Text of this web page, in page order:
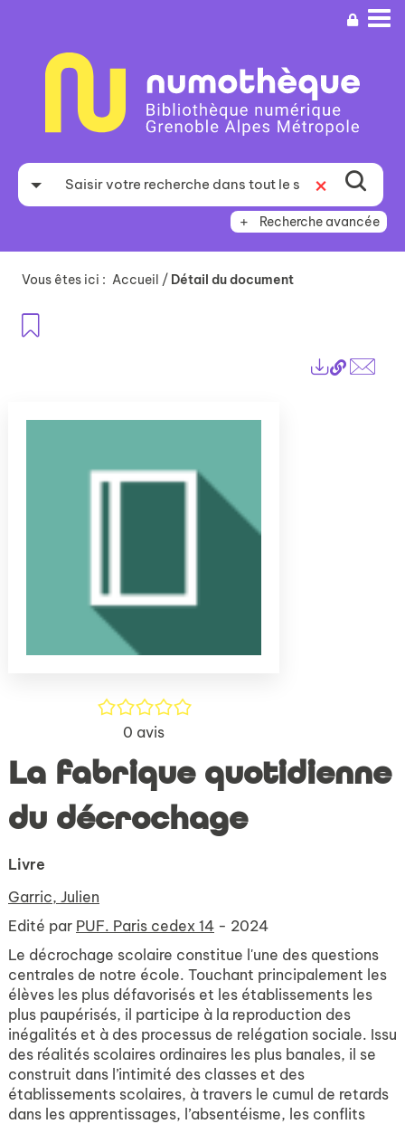
recherche
Recherche avancée
Vous êtes ici : Accueil / Détail du document
Lien
/5
0 avis
La fabrique quotidienne
du décrochage
Livre
Garric, Julien
Edité par PUF. Paris cedex 14 - 2024
Le décrochage scolaire constitue l'une des questions
centrales de notre école. Touchant principalement les
élèves les plus défavorisés et les établissements les
plus paupérisés, il participe à la reproduction des
inégalités et à des processus de relégation sociale. Issu
des réalités scolaires ordinaires les plus banales, il se
construit dans l’intimité des classes et des
établissements scolaires, à travers le cumul de retards
dans les apprentissages, l’absentéisme, les conflits